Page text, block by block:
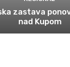
zastava
nad Kupom